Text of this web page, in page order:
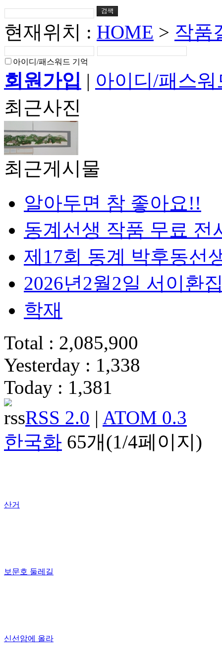
현재위치 : HOME > 작품
아이디/패스워드 기억
회원가입 | 아이디/패스
최근사진
최근게시물
알아두면 참 좋아요!!
동계선생 작품 무료 전
제17회 동계 박후동선
2026년2월2일 서이환
학재
Total : 2,085,900
Yesterday : 1,338
Today : 1,381
RSS 2.0 | ATOM 0.3
한국화 65개(1/4페이지)
산거
보문호 둘레길
신선암에 올라